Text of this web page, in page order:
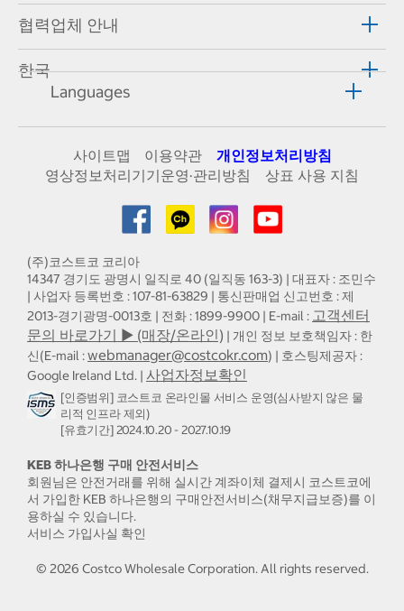
협력업체 안내
한국
Languages
사이트맵 이용약관
개인정보처리방침
영상정보처리기기운영·관리방침
상표 사용 지침
(주)코스트코 코리아
14347 경기도 광명시 일직로 40 (일직동 163-3) | 대표자 : 조민수
| 사업자 등록번호 : 107-81-63829 | 통신판매업 신고번호 : 제
2013-경기광명-0013호 | 전화 : 1899-9900 | E-mail : 고객센터
문의 바로가기 ▶ (매장/온라인) | 개인 정보 보호책임자 : 한
신(E-mail :webmanager@costcokr.com) | 호스팅제공자 :
Google Ireland Ltd. | 사업자정보확인
[인증범위] 코스트코 온라인몰 서비스 운영(심사받지 않은 물
리적 인프라 제외)
[유효기간] 2024.10.20 - 2027.10.19
KEB 하나은행 구매 안전서비스
회원님은 안전거래를 위해 실시간 계좌이체 결제시 코스트코에
서 가입한 KEB 하나은행의 구매안전서비스(채무지급보증)를 이
용하실 수 있습니다.
서비스 가입사실 확인
© 2026 Costco Wholesale Corporation.All rights reserved.